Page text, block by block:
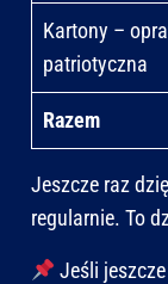
Kartony –
patriotyczna
Razem
Jeszcze raz
regularnie. To
Jeśli